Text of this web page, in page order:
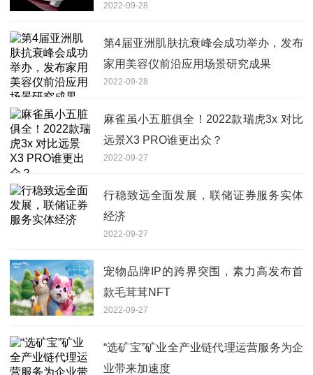
2022-09-28
第4届亚洲肌肤抗衰峰会成功举办，发布
家用美容仪前沿应用场景研究成果
2022-09-28
麻雀虽小五脏俱全！2022款瑞虎3x 对比
远景X3 PRO谁更出众？
2022-09-27
行稳致远全面发展，联储证券服务实体
经济
2022-09-27
宠物品牌IP的跨界突围，素力高发布首
款毛茸茸NFT
2022-09-27
“选矿宝”矿业全产业链代理运营服务为企
业带来加速度